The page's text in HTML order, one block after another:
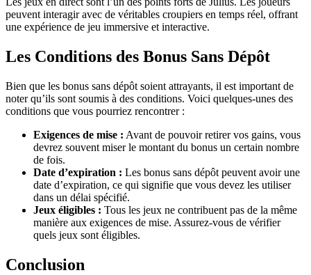
peuvent interagir avec de véritables croupiers en temps réel, offrant
une expérience de jeu immersive et interactive.
Les Conditions des Bonus Sans Dépôt
Bien que les bonus sans dépôt soient attrayants, il est important de
noter qu’ils sont soumis à des conditions. Voici quelques-unes des
conditions que vous pourriez rencontrer :
Exigences de mise : Avant de pouvoir retirer vos gains, vous
devrez souvent miser le montant du bonus un certain nombre
de fois.
Date d’expiration : Les bonus sans dépôt peuvent avoir une
date d’expiration, ce qui signifie que vous devez les utiliser
dans un délai spécifié.
Jeux éligibles : Tous les jeux ne contribuent pas de la même
manière aux exigences de mise. Assurez-vous de vérifier
quels jeux sont éligibles.
Conclusion